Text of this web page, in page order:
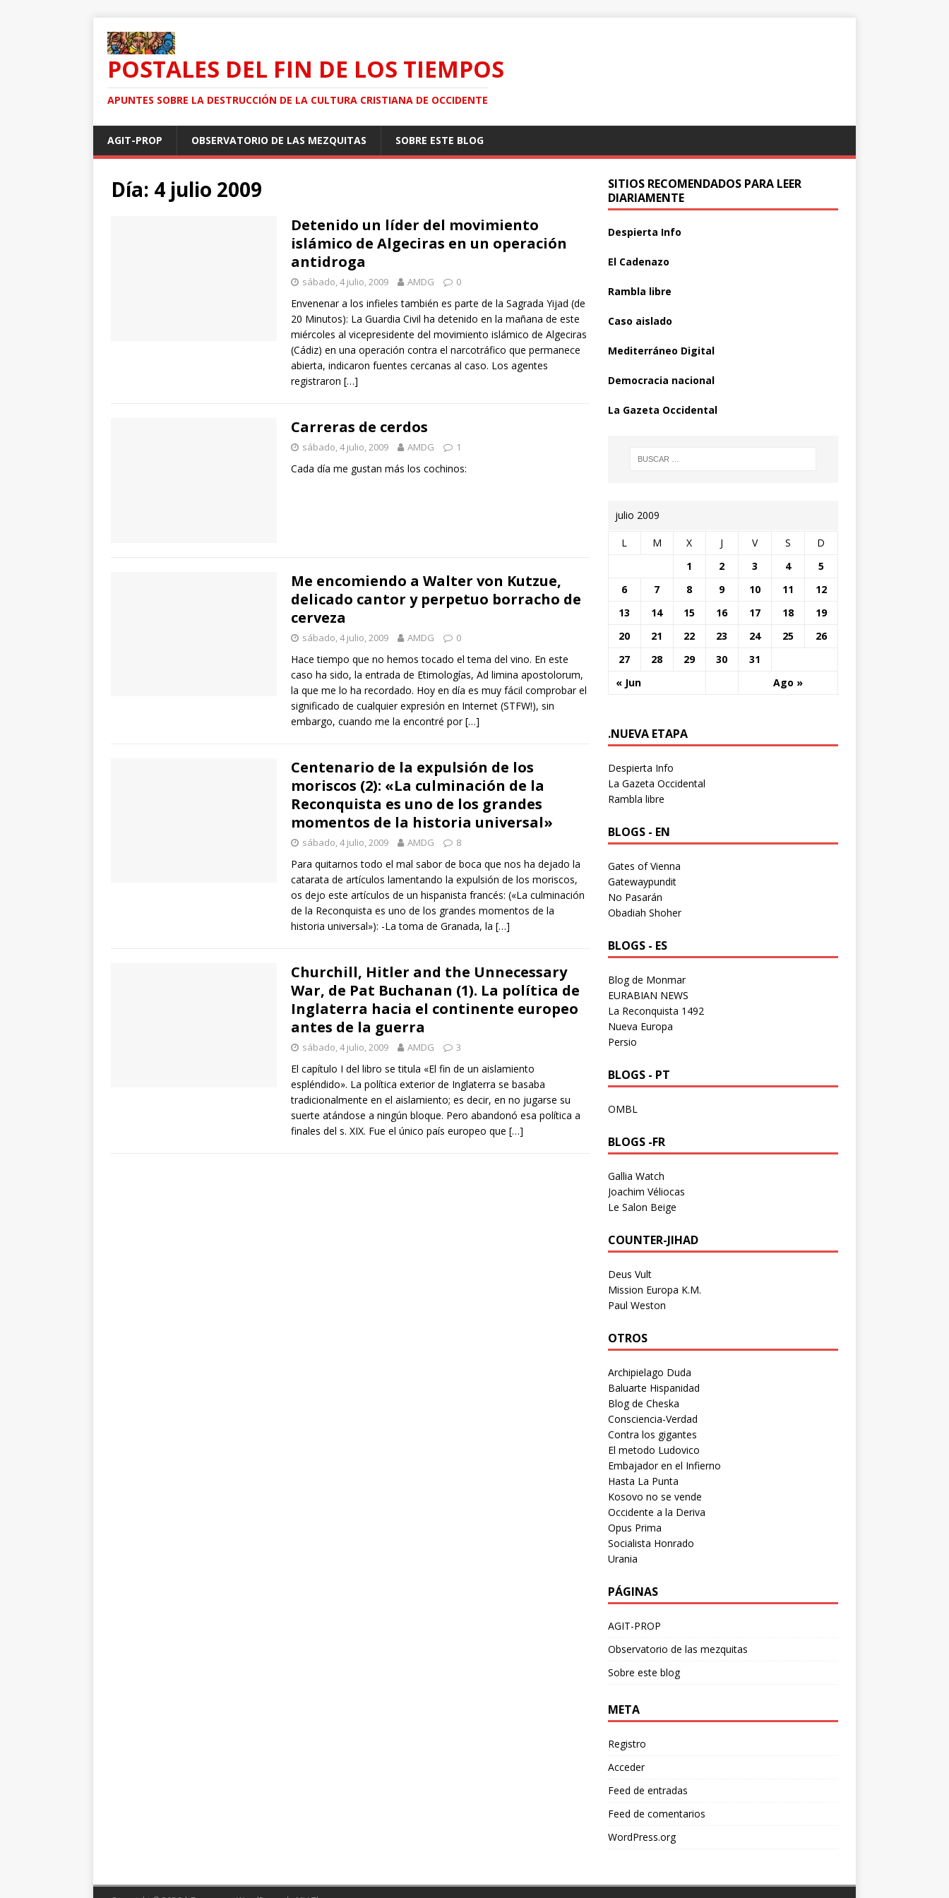
POSTALES DEL FIN DE LOS TIEMPOS
APUNTES SOBRE LA DESTRUCCIÓN DE LA CULTURA CRISTIANA DE OCCIDENTE
AGIT-PROP OBSERVATORIO DE LAS MEZQUITAS SOBRE ESTE BLOG
Día: 4 julio 2009
Detenido un líder del movimiento
islámico de Algeciras en un operación
antidroga
sábado, 4 julio, 2009 AMDG 0
Envenenar a los infieles también es parte de la Sagrada Yijad (de
20 Minutos): La Guardia Civil ha detenido en la mañana de este
miércoles al vicepresidente del movimiento islámico de Algeciras
(Cádiz) en una operación contra el narcotráfico que permanece
abierta, indicaron fuentes cercanas al caso. Los agentes
registraron […]
Carreras de cerdos
sábado, 4 julio, 2009 AMDG 1
Cada día me gustan más los cochinos:
Me encomiendo a Walter von Kutzue,
delicado cantor y perpetuo borracho de
cerveza
sábado, 4 julio, 2009 AMDG 0
Hace tiempo que no hemos tocado el tema del vino. En este
caso ha sido, la entrada de Etimologías, Ad limina apostolorum,
la que me lo ha recordado. Hoy en día es muy fácil comprobar el
significado de cualquier expresión en Internet (STFW!), sin
embargo, cuando me la encontré por[…]
Centenario de la expulsión de los
moriscos (2): «La culminación de la
Reconquista es uno de los grandes
momentos de la historia universal»
sábado, 4 julio, 2009 AMDG 8
Para quitarnos todo el mal sabor de boca que nos ha dejado la
catarata de artículos lamentando la expulsión de los moriscos,
os dejo este artículos de un hispanista francés: («La culminación
de la Reconquista es uno de los grandes momentos de la
historia universal»): -La toma de Granada, la […]
Churchill, Hitler and the Unnecessary
War, de Pat Buchanan (1). La política de
Inglaterra hacia el continente europeo
antes de la guerra
sábado, 4 julio, 2009 AMDG 3
El capítulo I del libro se titula «El fin de un aislamiento
espléndido». La política exterior de Inglaterra se basaba
tradicionalmente en el aislamiento; es decir, en no jugarse su
suerte atándose a ningún bloque. Pero abandonó esa política a
finales del s. XIX. Fue el único país europeo que […]
SITIOS RECOMENDADOS PARA LEER
DIARIAMENTE
Despierta Info
El Cadenazo
Rambla libre
Caso aislado
Mediterráneo Digital
Democracia nacional
La Gazeta Occidental
julio 2009
L M X J V S D
« Jun Ago »
1 2 3 4
5
6
7 8 9 10 11
12
13
14 15 16 17 18
19
20
21 22 23 24 25
26
27
28 29 30 31
.NUEVA ETAPA
Despierta Info
La Gazeta Occidental
Rambla libre
BLOGS - EN
Gates of Vienna
Gatewaypundit
No Pasarán
Obadiah Shoher
BLOGS - ES
Blog de Monmar
EURABIAN NEWS
La Reconquista 1492
Nueva Europa
Persio
BLOGS - PT
OMBL
BLOGS -FR
Gallia Watch
Joachim Véliocas
Le Salon Beige
COUNTER-JIHAD
Deus Vult
Mission Europa K.M.
Paul Weston
OTROS
Archipielago Duda
Baluarte Hispanidad
Blog de Cheska
Consciencia-Verdad
Contra los gigantes
El metodo Ludovico
Embajador en el Infierno
Hasta La Punta
Kosovo no se vende
Occidente a la Deriva
Opus Prima
Socialista Honrado
Urania
PÁGINAS
AGIT-PROP
Observatorio de las mezquitas
Sobre este blog
META
Registro
Acceder
Feed de entradas
Feed de comentarios
WordPress.org